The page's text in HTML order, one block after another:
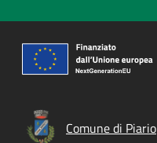
Comune di Piario